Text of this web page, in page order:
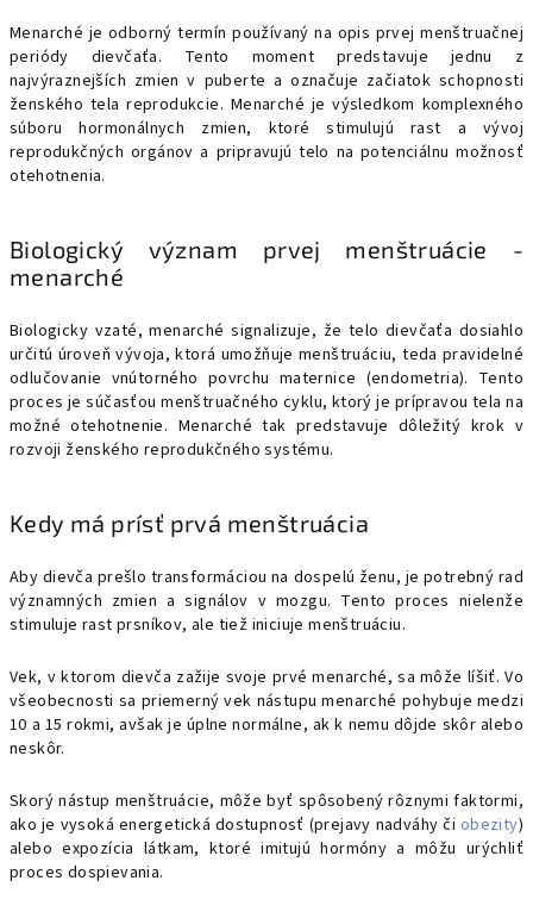
Menarché je odborný termín používaný na opis prvej menštruačnej
periódy dievčaťa. Tento moment predstavuje jednu z
najvýraznejších zmien v puberte a označuje začiatok schopnosti
ženského tela reprodukcie. Menarché je výsledkom komplexného
súboru hormonálnych zmien, ktoré stimulujú rast a vývoj
reprodukčných orgánov a pripravujú telo na potenciálnu možnosť
otehotnenia.
Biologický význam prvej menštruácie -
menarché
Biologicky vzaté, menarché signalizuje, že telo dievčaťa dosiahlo
určitú úroveň vývoja, ktorá umožňuje menštruáciu, teda pravidelné
odlučovanie vnútorného povrchu maternice (endometria). Tento
proces je súčasťou menštruačného cyklu, ktorý je prípravou tela na
možné otehotnenie. Menarché tak predstavuje dôležitý krok v
rozvoji ženského reprodukčného systému.
Kedy má prísť prvá menštruácia
Aby dievča prešlo transformáciou na dospelú ženu, je potrebný rad
významných zmien a signálov v mozgu. Tento proces nielenže
stimuluje rast prsníkov, ale tiež iniciuje menštruáciu.
Vek, v ktorom dievča zažije svoje prvé menarché, sa môže líšiť. Vo
všeobecnosti sa priemerný vek nástupu menarché pohybuje medzi
10 a 15 rokmi, avšak je úplne normálne, ak k nemu dôjde skôr alebo
neskôr.
Skorý nástup menštruácie, môže byť spôsobený rôznymi faktormi,
ako je vysoká energetická dostupnosť (prejavy nadváhy či obezity)
alebo expozícia látkam, ktoré imitujú hormóny a môžu urýchliť
proces dospievania.